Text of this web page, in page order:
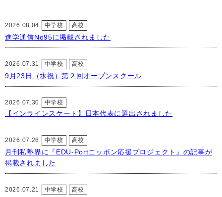
2026.08.04 中学校 高校
進学通信No95に掲載されました
2026.07.31 中学校 高校
9月23日（水祝）第２回オープンスクール
2026.07.30 中学校
【インラインスケート】日本代表に選出されました
2026.07.26 中学校 高校
月刊私塾界に『EDU-Portニッポン応援プロジェクト』の記事が
掲載されました
2026.07.21 中学校 高校